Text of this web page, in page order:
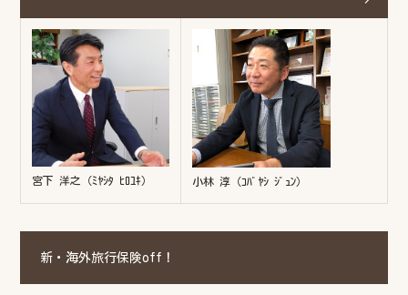
宮下 洋之（ﾐﾔｼﾀ ﾋﾛﾕｷ） 小林 淳（ｺﾊﾞﾔｼ ｼﾞｭﾝ）
新・海外旅行保険off！